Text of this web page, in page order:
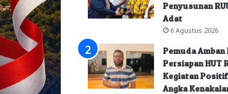
Penyusunan
Adat
6 Agustus 2026
Pemuda Amban
Persiapan HUT
Kegiatan
Angka